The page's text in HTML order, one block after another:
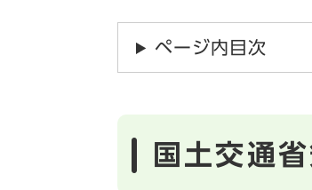
ページ内目次
国土交通